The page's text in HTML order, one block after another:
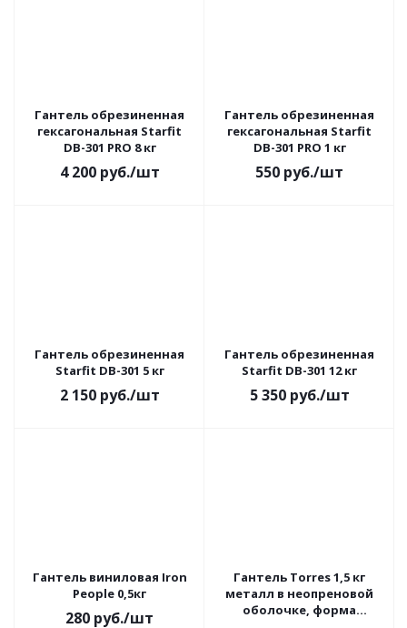
Гантель обрезиненная
гексагональная Starfit
DB-301 PRO 8 кг
4 200руб./шт
Гантель обрезиненная
гексагональная Starfit
DB-301 PRO 1 кг
550 руб./шт
Гантель обрезиненная
Starfit DB-301 5 кг
2 150руб./шт
Гантель обрезиненная
Starfit DB-301 12 кг
5 350руб./шт
Гантель виниловая Iron
People 0,5кг
280 руб./шт
Гантель Torres 1,5 кг
металл в неопреновой
оболочке, форма